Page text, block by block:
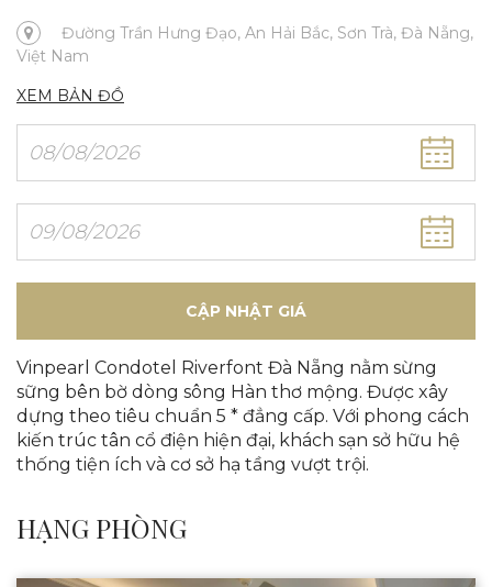
Đường Trần Hưng Đạo, An Hải Bắc, Sơn Trà, Đà Nẵng,
Việt Nam
XEM BẢN ĐỒ
CẬP NHẬT GIÁ
Vinpearl Condotel Riverfont Đà Nẵng nằm sừng
sững bên bờ dòng sông Hàn thơ mộng. Được xây
dựng theo tiêu chuẩn 5 * đẳng cấp. Với phong cách
kiến trúc tân cổ điện hiện đại, khách sạn sở hữu hệ
thống tiện ích và cơ sở hạ tầng vượt trội.
HẠNG PHÒNG